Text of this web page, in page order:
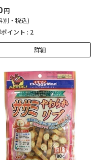
円
別・税込)
イント : 2
詳細